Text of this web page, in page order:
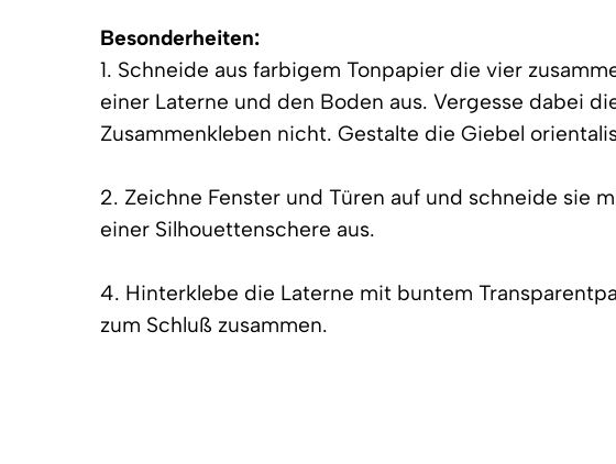
Besonderheiten:
1. Schneide aus farbigem Tonpapier die vier
einer Laterne und den Boden aus. Vergesse dabei
Zusammenkleben nicht. Gestalte die Giebel
2. Zeichne Fenster und Türen auf und schneide sie
einer Silhouettenschere aus.
4. Hinterklebe die Laterne mit buntem
zum Schluß zusammen.